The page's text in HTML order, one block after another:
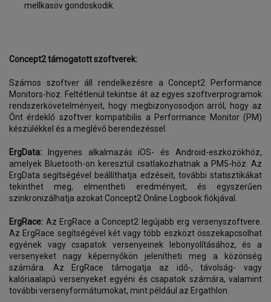
mellkasöv gondoskodik.
Concept2 támogatott szoftverek:
Számos szoftver áll rendelkezésre a Concept2 Performance
Monitors-hoz. Feltétlenül tekintse át az egyes szoftverprogramok
rendszerkövetelményeit, hogy megbizonyosodjon arról, hogy az
Önt érdeklő szoftver kompatibilis a Performance Monitor (PM)
készülékkel és a meglévő berendezéssel.
ErgData: Ingyenes alkalmazás iOS- és Android-eszközökhöz,
amelyek Bluetooth-on keresztül csatlakozhatnak a PM5-höz. Az
ErgData segítségével beállíthatja edzéseit, további statisztikákat
tekinthet meg, elmentheti eredményeit, és egyszerűen
szinkronizálhatja azokat Concept2 Online Logbook fiókjával.
ErgRace: Az ErgRace a Concept2 legújabb erg versenyszoftvere.
Az ErgRace segítségével két vagy több eszközt összekapcsolhat
egyének vagy csapatok versenyeinek lebonyolításához, és a
versenyeket nagy képernyőkön jelenítheti meg a közönség
számára. Az ErgRace támogatja az idő-, távolság- vagy
kalóriaalapú versenyeket egyéni és csapatok számára, valamint
további versenyformátumokat, mint például az Ergathlon.